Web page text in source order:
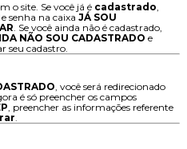
o site. Se você já é cadastrado,
senha na caixa JÁ SOU
. Se você ainda não é cadastrado,
NÃO SOU CADASTRADO e
seu cadastro.
, você será redirecionado
é só preencher os campos
, preencher as informações referente
.